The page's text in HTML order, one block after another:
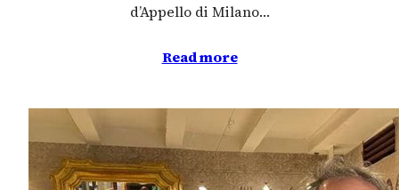
d’Appello di Milano…
Read more